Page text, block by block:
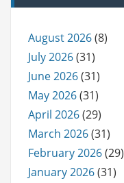
August 2026(8)
July 2026(31)
June 2026(31)
May 2026(31)
April 2026(29)
March 2026(31)
February 2026(29)
January 2026(31)